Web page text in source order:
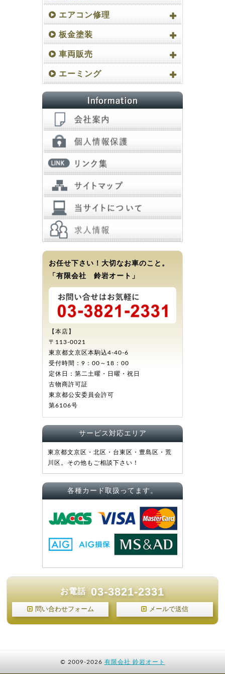
エアコン修理
板金塗装
車両販売
エーミング
お任せ下さい！大切なお車のこと。
「有限会社 鈴岩オート」
【本店】
〒113-0021
東京都文京区本駒込4-40-6
受付時間：9：00～18：00
定休日：第二土曜・日曜・祝日
古物商許可証
東京都公安委員会許可
第6106号
サービス対応エリア
東京都文京区・北区・台東区・豊島区・荒
川区。その他もご相談下さい！
各種カード取扱ってます。
お電話 03-3821-2331
問い合わせフォーム メールで送信
© 2009-2026 有限会社 鈴岩オート